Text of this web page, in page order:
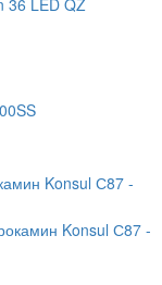
Konsul С87 -